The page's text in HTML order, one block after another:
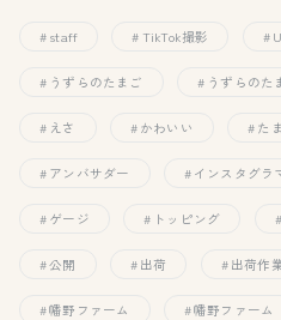
staff TikTok撮影
うずらのたまご うずらのた
えさ かわいい た
アンバサダー インスタグラ
ゲージ トッピング
公開 出荷 出荷作
幡野ファーム 幡野ファーム